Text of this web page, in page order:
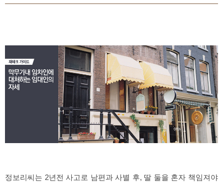
정보리씨는 2년전 사고로 남편과 사별 후, 딸 둘을 혼자 책임져야